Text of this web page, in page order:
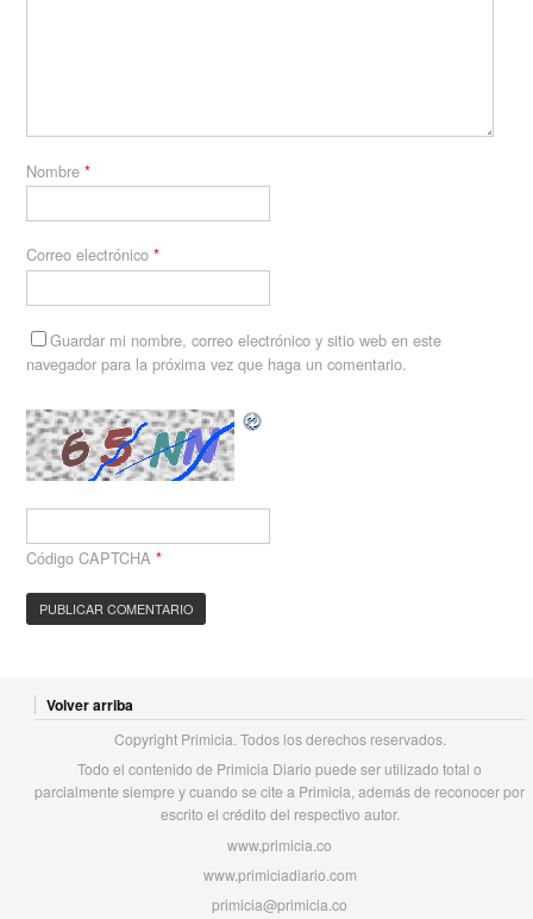
Nombre*
Correo electrónico*
Guardar mi nombre, correo electrónico y sitio web en este
navegador para la próxima vez que haga un comentario.
Código CAPTCHA *
Volver arriba
Copyright Primicia. Todos los derechos reservados.
Todo el contenido de Primicia Diario puede ser utilizado total o
parcialmente siempre y cuando se cite a Primicia, además de reconocer por
escrito el crédito del respectivo autor.
www.primicia.co
www.primiciadiario.com
primicia@primicia.co